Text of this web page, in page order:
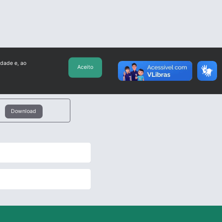
Download
e, ao
Aceito